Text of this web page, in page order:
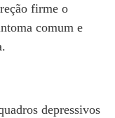
firme o
comum e
depressivos